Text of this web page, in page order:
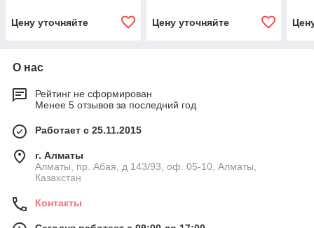
Цену уточняйте Цену уточняйте
О нас
Рейтинг не сформирован
Менее 5 отзывов за последний год
Работает с 25.11.2015
г. Алматы
Алматы, пр. Абая, д 143/93, оф. 05-10, Алматы,
Казахстан
Контакты